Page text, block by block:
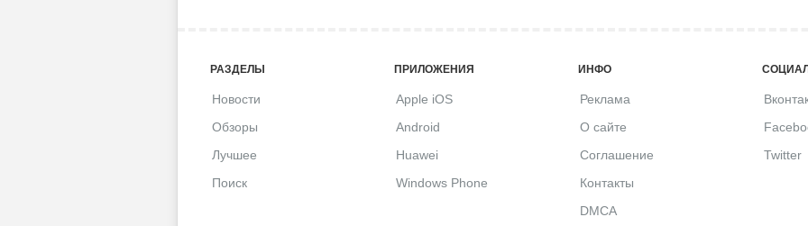
РАЗДЕЛЫ
Новости
Обзоры
Лучшее
Поиск
ПРИЛОЖЕНИЯ
Apple iOS
Android
Huawei
Windows Phone
ИНФО
Реклама
О сайте
Соглашение
Контакты
DMCA
Twitter